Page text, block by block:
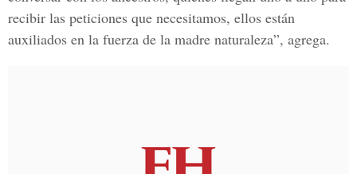
recibir las peticiones que necesitamos, ellos están
auxiliados en la fuerza de la madre naturaleza”, agrega.